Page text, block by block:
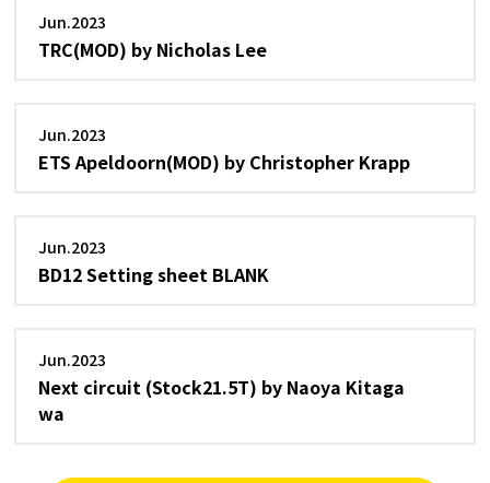
Jun.2023
TRC(MOD) by Nicholas Lee
Jun.2023
ETS Apeldoorn(MOD) by Christopher Krapp
Jun.2023
BD12 Setting sheet BLANK
Jun.2023
Next circuit (Stock21.5T) by Naoya Kitaga
wa